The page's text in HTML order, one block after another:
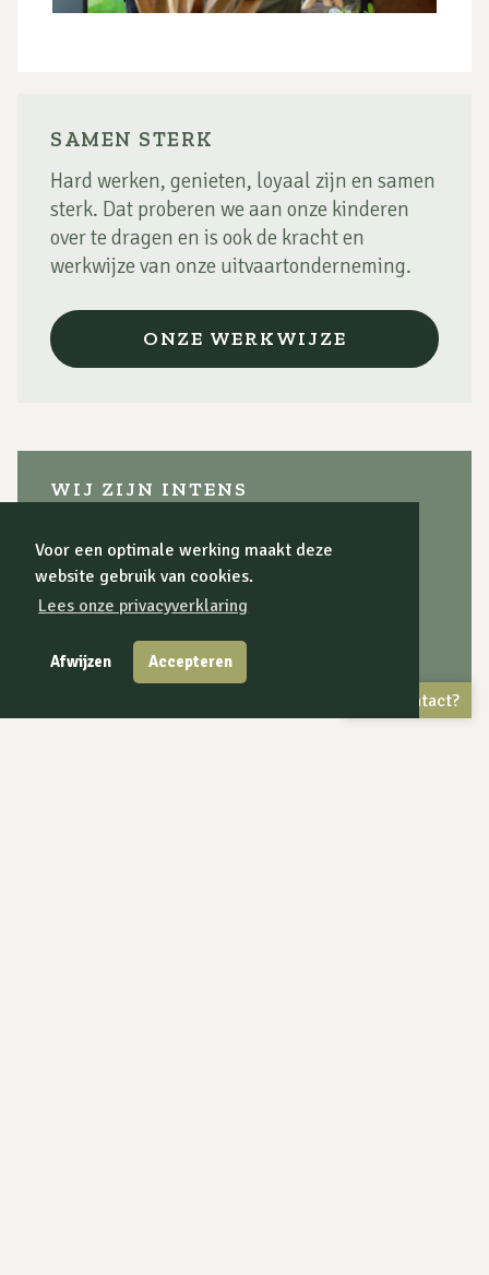
Voor een optimale werking maakt deze
website gebruik van cookies.
Lees onze privacyverklaring
Afwijzen Accepteren
Contact?
SAMEN STERK
Hard werken, genieten, loyaal zijn en samen
sterk. Dat proberen we aan onze kinderen
over te dragen en is ook de kracht en
werkwijze van onze uitvaartonderneming.
ONZE WERKWIJZE
WIJ ZIJN INTENS
Ons verhaal
Onze werkwijze
Onze kracht
Kennismaken